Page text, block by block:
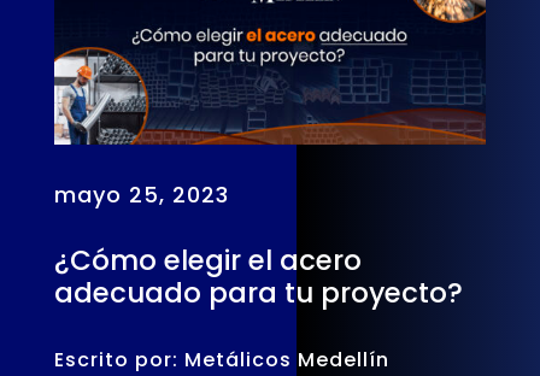
mayo 25, 2023
¿Cómo elegir el acero
adecuado para tu proyecto?
Escrito por: Metálicos Medellín